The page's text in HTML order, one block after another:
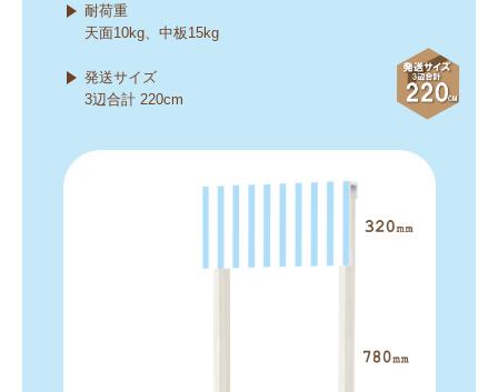
耐荷重
天面10kg、中板15kg
発送サイズ
3辺合計 220cm